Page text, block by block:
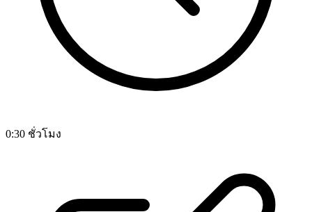
0:30 ชั่วโมง